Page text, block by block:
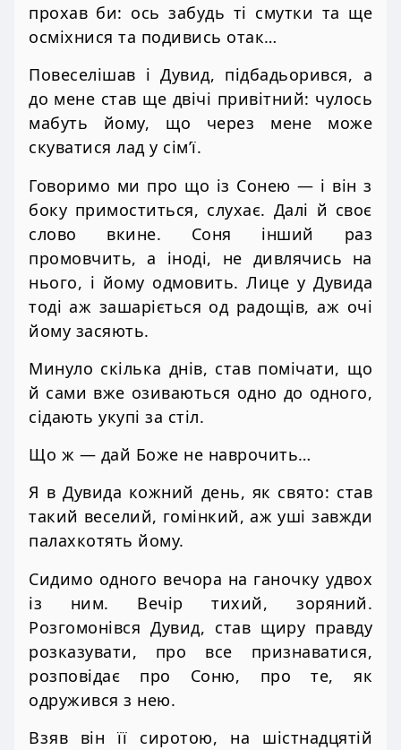
прохав би: ось забудь ті смутки та ще
осміхнися та подивись отак…
Повеселішав і Дувид, підбадьорився, а
до мене став ще двічі привітний: чулось
мабуть йому, що через мене може
скуватися лад у сім’ї.
Говоримо ми про що із Сонею — і він з
боку примоститься, слухає. Далі й своє
слово вкине. Соня інший раз
промовчить, а іноді, не дивлячись на
нього, і йому одмовить. Лице у Дувида
тоді аж зашаріється од радощів, аж очі
йому засяють.
Минуло скілька днів, став помічати, що
й сами вже озиваються одно до одного,
сідають укупі за стіл.
Що ж — дай Боже не наврочить…
Я в Дувида кожний день, як свято: став
такий веселий, гомінкий, аж уші завжди
палахкотять йому.
Сидимо одного вечора на ганочку удвох
із ним. Вечір тихий, зоряний.
Розгомонівся Дувид, став щиру правду
розказувати, про все признаватися,
розповідає про Соню, про те, як
одружився з нею.
Взяв він її сиротою, на шістнадцятій